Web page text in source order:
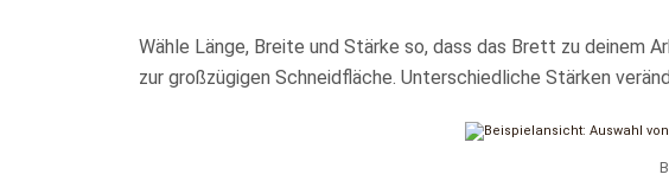
Wähle Länge, Breite und Stärke so, dass das Brett zu deinem
zur großzügigen Schneidfläche. Unterschiedliche Stärken